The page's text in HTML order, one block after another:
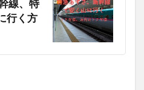
線、特
行く方